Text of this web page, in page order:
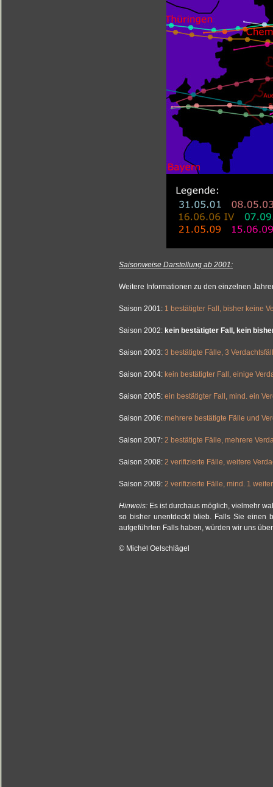
Saisonweise Darstellung ab 2001:
Weitere Informationen zu den einzelnen
Saison 2001: 1 bestätigter Fall, bisher keine
Saison 2002: kein bestätigter Fall, kein
Saison 2003: 3 bestätigte Fälle, 3
Saison 2004: kein bestätigter Fall, einige
Saison 2005: ein bestätigter Fall, mind. ein
Saison 2006: mehrere bestätigte Fälle und
Saison 2007: 2 bestätigte Fälle, mehrere
Saison 2008: 2 verifizierte Fälle, weitere
Saison 2009: 2 verifizierte Fälle, mind. 1
Hinweis: Es ist durchaus möglich, vielmehr
so bisher unentdeckt blieb. Falls Sie einen
aufgeführten Falls haben, würden wir uns
© Michel Oelschlägel